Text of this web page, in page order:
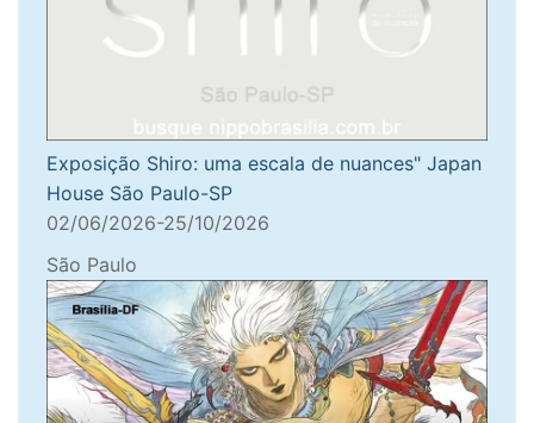
Exposição Shiro: uma escala de nuances" Japan
House São Paulo-SP
02/06/2026-25/10/2026
São Paulo